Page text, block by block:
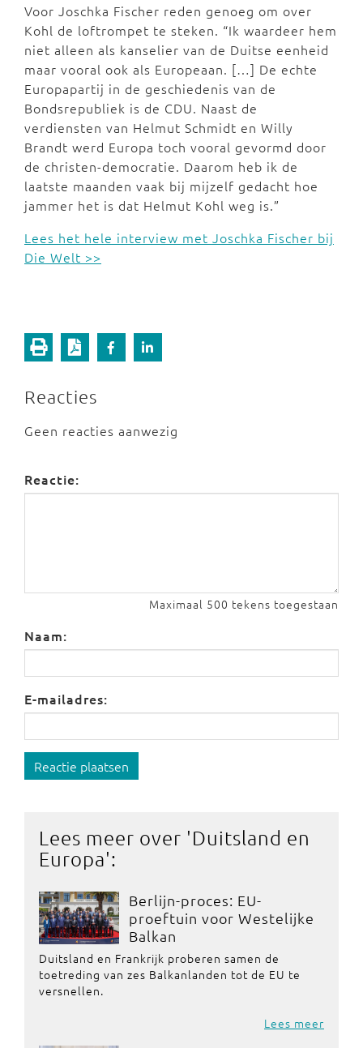
Voor Joschka Fischer reden genoeg om over
Kohl de loftrompet te steken. “Ik waardeer hem
niet alleen als kanselier van de Duitse eenheid
maar vooral ook als Europeaan. […] De echte
Europapartij in de geschiedenis van de
Bondsrepubliek is de CDU. Naast de
verdiensten van Helmut Schmidt en Willy
Brandt werd Europa toch vooral gevormd door
de christen-democratie. Daarom heb ik de
laatste maanden vaak bij mijzelf gedacht hoe
jammer het is dat Helmut Kohl weg is.”
Lees het hele interview met Joschka Fischer bij
Die Welt >>
Reacties
Geen reacties aanwezig
Reactie:
Maximaal 500 tekens toegestaan
Naam:
E-mailadres:
Reactie plaatsen
Lees meer over 'Duitsland en
Europa':
Berlijn-proces: EU-
proeftuin voor Westelijke
Balkan
Duitsland en Frankrijk proberen samen de
toetreding van zes Balkanlanden tot de EU te
versnellen.
Lees meer